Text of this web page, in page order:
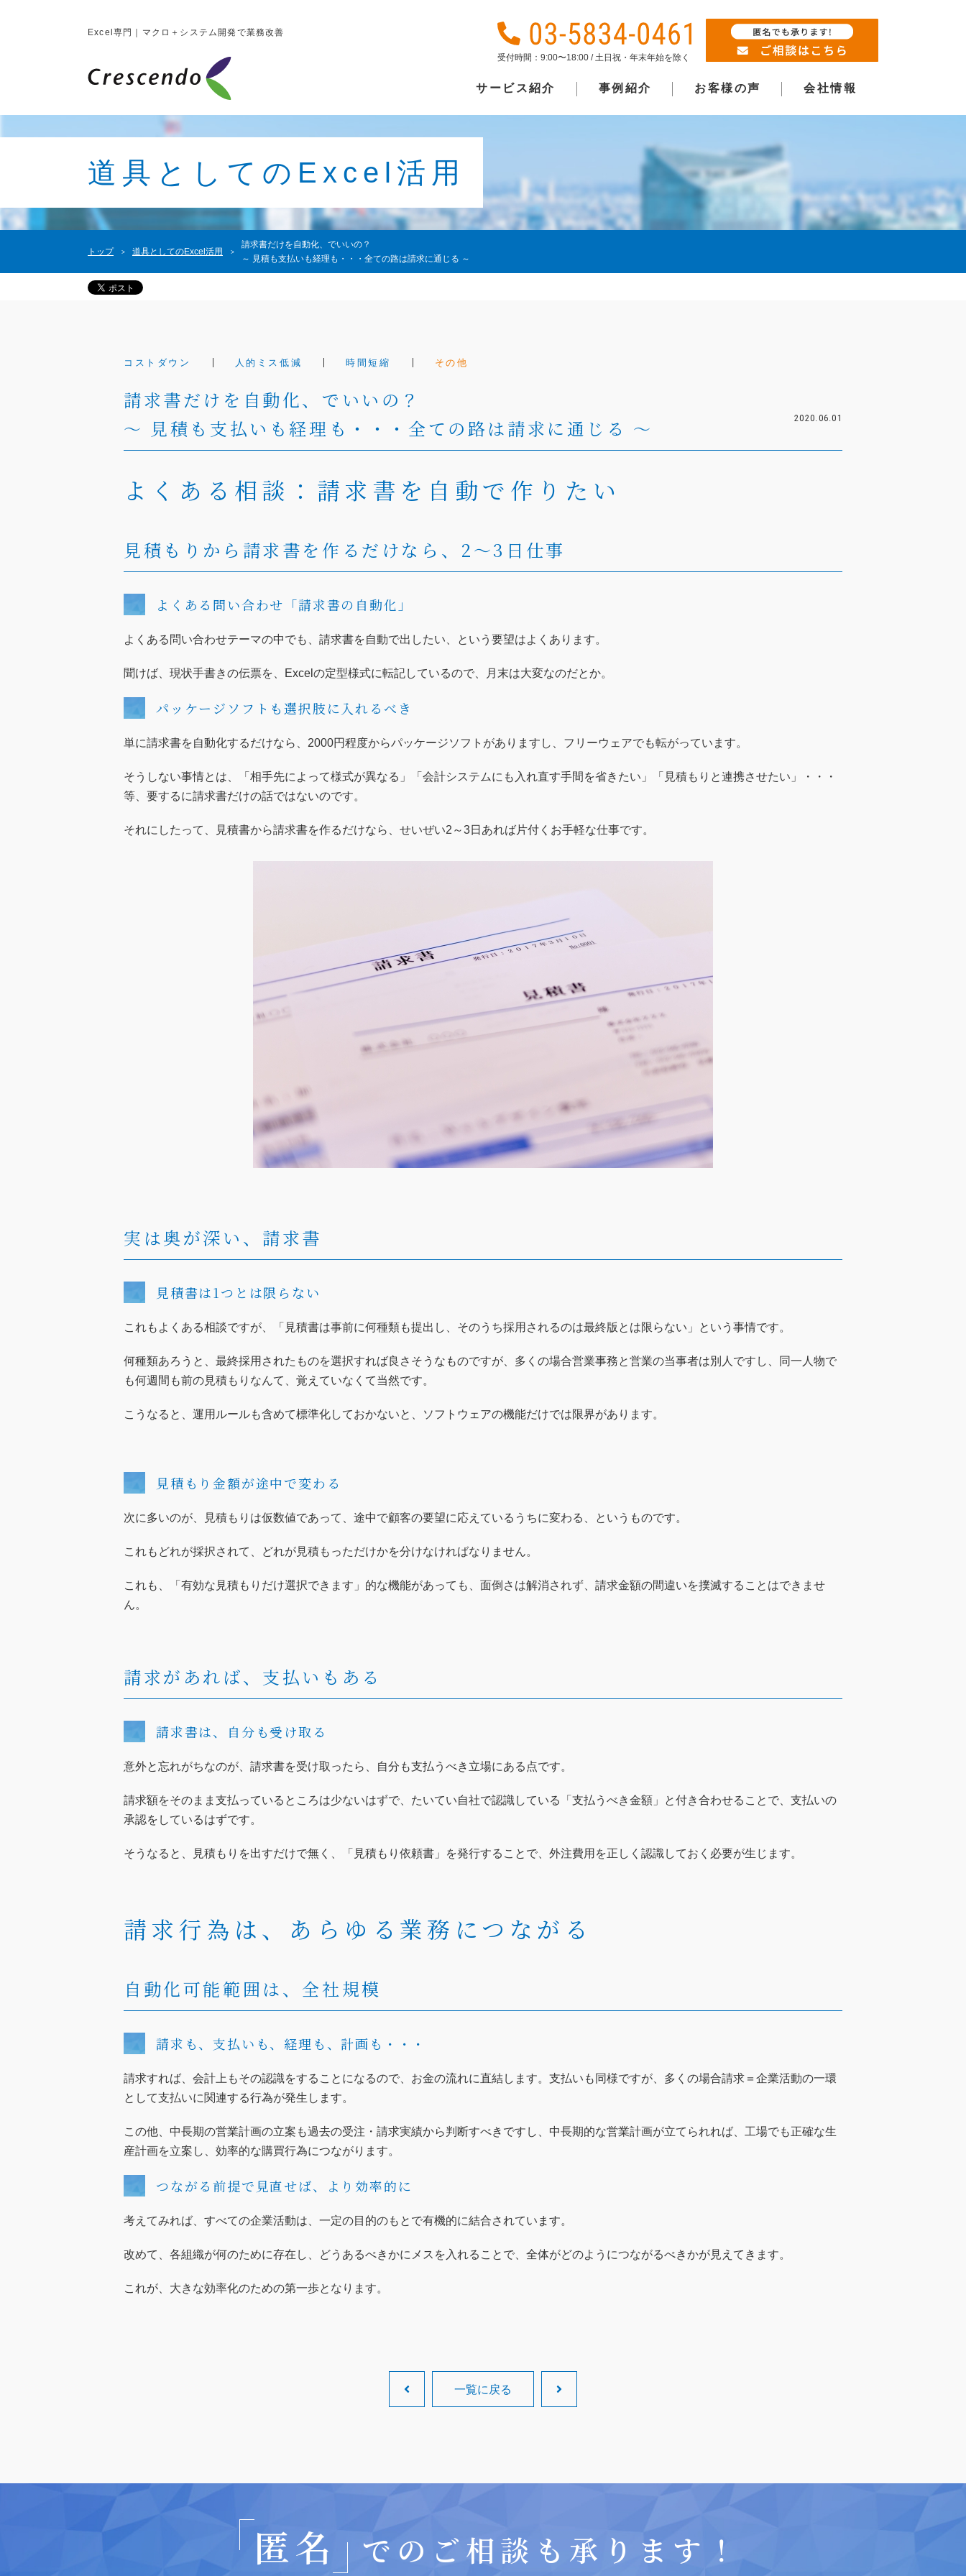
Excel専門｜マクロ＋システム開発で業務改善
受付時間：9:00〜18:00 / 土日祝・年末年始を除く
サービス紹介 事例紹介 お客様の声 会社情報
道具としてのExcel活用
トップ 道具としてのExcel活用
請求書だけを自動化、でいいの？
～ 見積も支払いも経理も・・・全ての路は請求に通じる ～
コストダウン 人的ミス低減 時間短縮 その他
請求書だけを自動化、でいいの？
～ 見積も支払いも経理も・・・全ての路は請求に通じる ～
2020.06.01
よくある相談：請求書を自動で作りたい
見積もりから請求書を作るだけなら、2～3日仕事
よくある問い合わせ「請求書の自動化」
よくある問い合わせテーマの中でも、請求書を自動で出したい、という要望はよくあります。
聞けば、現状手書きの伝票を、Excelの定型様式に転記しているので、月末は大変なのだとか。
パッケージソフトも選択肢に入れるべき
単に請求書を自動化するだけなら、2000円程度からパッケージソフトがありますし、フリーウェアでも転がっています。
そうしない事情とは、「相手先によって様式が異なる」「会計システムにも入れ直す手間を省きたい」「見積もりと連携させたい」・・・
等、要するに請求書だけの話ではないのです。
それにしたって、見積書から請求書を作るだけなら、せいぜい2～3日あれば片付くお手軽な仕事です。
実は奥が深い、請求書
見積書は1つとは限らない
これもよくある相談ですが、「見積書は事前に何種類も提出し、そのうち採用されるのは最終版とは限らない」という事情です。
何種類あろうと、最終採用されたものを選択すれば良さそうなものですが、多くの場合営業事務と営業の当事者は別人ですし、同一人物で
も何週間も前の見積もりなんて、覚えていなくて当然です。
こうなると、運用ルールも含めて標準化しておかないと、ソフトウェアの機能だけでは限界があります。
見積もり金額が途中で変わる
次に多いのが、見積もりは仮数値であって、途中で顧客の要望に応えているうちに変わる、というものです。
これもどれが採択されて、どれが見積もっただけかを分けなければなりません。
これも、「有効な見積もりだけ選択できます」的な機能があっても、面倒さは解消されず、請求金額の間違いを撲滅することはできませ
ん。
請求があれば、支払いもある
請求書は、自分も受け取る
意外と忘れがちなのが、請求書を受け取ったら、自分も支払うべき立場にある点です。
請求額をそのまま支払っているところは少ないはずで、たいてい自社で認識している「支払うべき金額」と付き合わせることで、支払いの
承認をしているはずです。
そうなると、見積もりを出すだけで無く、「見積もり依頼書」を発行することで、外注費用を正しく認識しておく必要が生じます。
請求行為は、あらゆる業務につながる
自動化可能範囲は、全社規模
請求も、支払いも、経理も、計画も・・・
請求すれば、会計上もその認識をすることになるので、お金の流れに直結します。支払いも同様ですが、多くの場合請求＝企業活動の一環
として支払いに関連する行為が発生します。
この他、中長期の営業計画の立案も過去の受注・請求実績から判断すべきですし、中長期的な営業計画が立てられれば、工場でも正確な生
産計画を立案し、効率的な購買行為につながります。
つながる前提で見直せば、より効率的に
考えてみれば、すべての企業活動は、一定の目的のもとで有機的に結合されています。
改めて、各組織が何のために存在し、どうあるべきかにメスを入れることで、全体がどのようにつながるべきかが見えてきます。
これが、大きな効率化のための第一歩となります。
一覧に戻る
匿名 でのご相談も承ります！